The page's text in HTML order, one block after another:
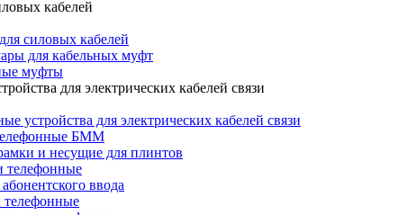
кабелей
силовых кабелей
для кабельных муфт
муфты
для электрических кабелей связи
устройства для электрических кабелей связи
БММ
и несущие для плинтов
телефонные
ввода